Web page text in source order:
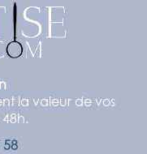
la valeur de vos
58